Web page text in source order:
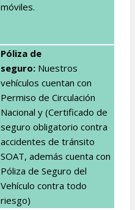
móviles.
Póliza de
seguro: Nuestros
vehículos cuentan con
Permiso de Circulación
Nacional y (Certificado de
seguro obligatorio contra
accidentes de tránsito
SOAT, además cuenta con
Póliza de Seguro del
Vehículo contra todo
riesgo)